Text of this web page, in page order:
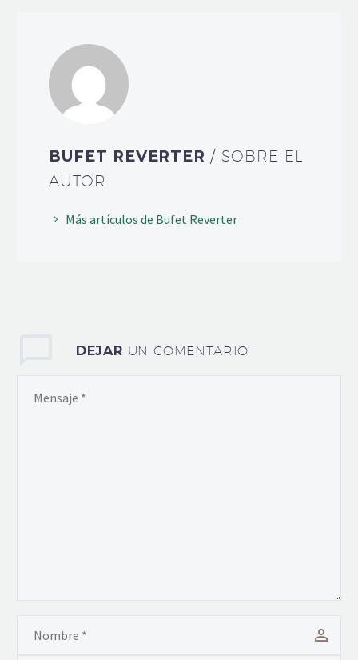
BUFET REVERTER/ SOBRE EL
AUTOR
Más artículos de Bufet Reverter
DEJAR UN COMENTARIO